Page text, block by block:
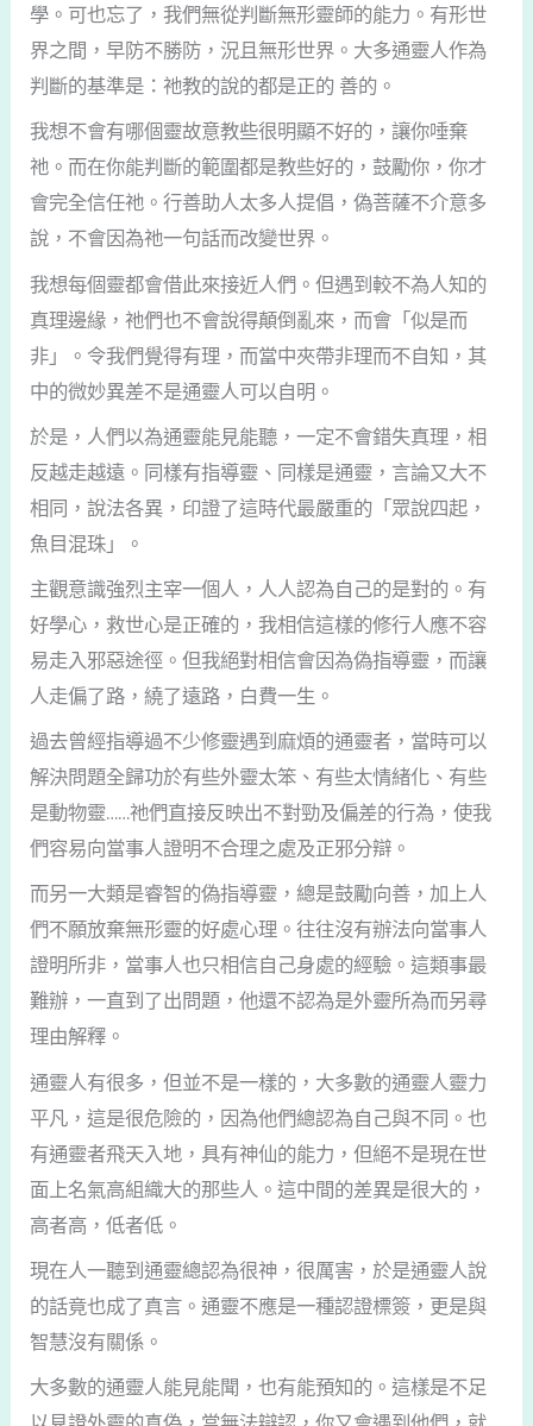
學。可也忘了，我們無從判斷無形靈師的能力。有形世
界之間，早防不勝防，況且無形世界。大多通靈人作為
判斷的基準是：祂教的說的都是正的 善的。
我想不會有哪個靈故意教些很明顯不好的，讓你唾棄
祂。而在你能判斷的範圍都是教些好的，鼓勵你，你才
會完全信任祂。行善助人太多人提倡，偽菩薩不介意多
說，不會因為祂一句話而改變世界。
我想每個靈都會借此來接近人們。但遇到較不為人知的
真理邊緣，祂們也不會說得顛倒亂來，而會「似是而
非」。令我們覺得有理，而當中夾帶非理而不自知，其
中的微妙異差不是通靈人可以自明。
於是，人們以為通靈能見能聽，一定不會錯失真理，相
反越走越遠。同樣有指導靈、同樣是通靈，言論又大不
相同，說法各異，印證了這時代最嚴重的「眾說四起，
魚目混珠」。
主觀意識強烈主宰一個人，人人認為自己的是對的。有
好學心，救世心是正確的，我相信這樣的修行人應不容
易走入邪惡途徑。但我絕對相信會因為偽指導靈，而讓
人走偏了路，繞了遠路，白費一生。
過去曾經指導過不少修靈遇到麻煩的通靈者，當時可以
解決問題全歸功於有些外靈太笨、有些太情緒化、有些
是動物靈……祂們直接反映出不對勁及偏差的行為，使我
們容易向當事人證明不合理之處及正邪分辯。
而另一大類是睿智的偽指導靈，總是鼓勵向善，加上人
們不願放棄無形靈的好處心理。往往沒有辦法向當事人
證明所非，當事人也只相信自己身處的經驗。這類事最
難辦，一直到了出問題，他還不認為是外靈所為而另尋
理由解釋。
通靈人有很多，但並不是一樣的，大多數的通靈人靈力
平凡，這是很危險的，因為他們總認為自己與不同。也
有通靈者飛天入地，具有神仙的能力，但絕不是現在世
面上名氣高組織大的那些人。這中間的差異是很大的，
高者高，低者低。
現在人一聽到通靈總認為很神，很厲害，於是通靈人說
的話竟也成了真言。通靈不應是一種認證標簽，更是與
智慧沒有關係。
大多數的通靈人能見能聞，也有能預知的。這樣是不足